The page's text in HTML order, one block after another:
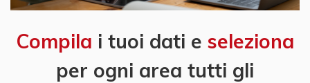
Compila i tuoi dati e seleziona
per ogni area tutti gli